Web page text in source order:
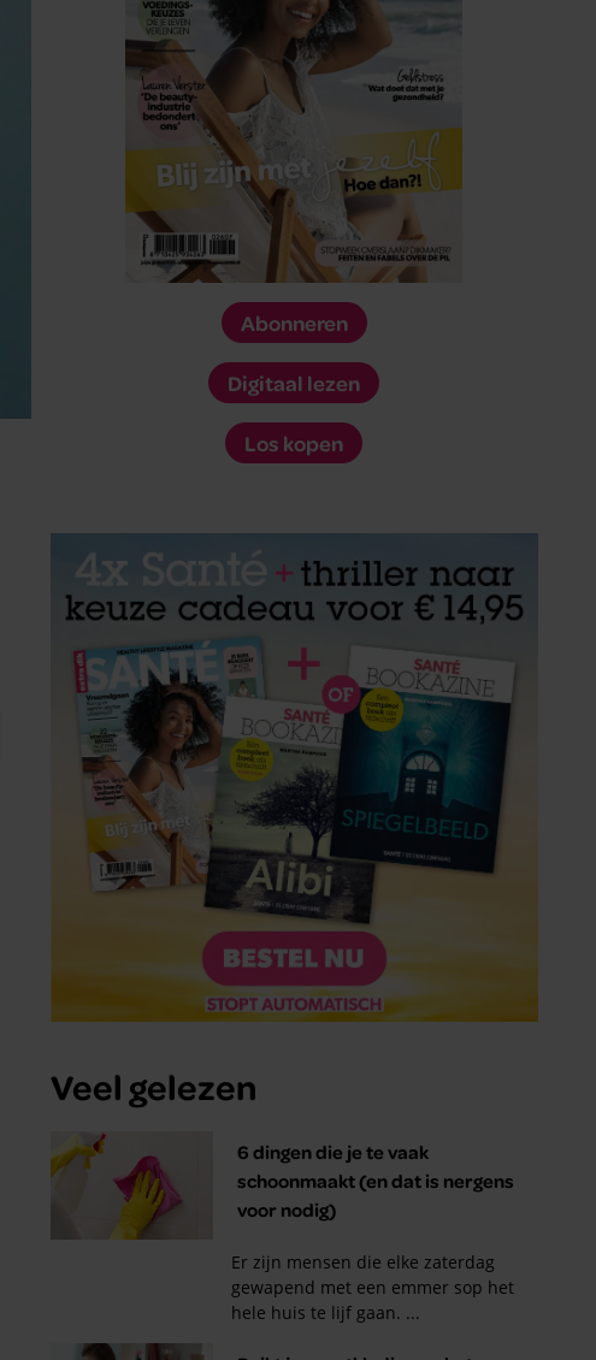
Abonneren
Digitaal lezen
Los kopen